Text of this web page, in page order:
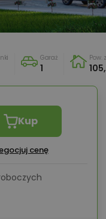
Garaż
1
Pow.
Kup
cenę